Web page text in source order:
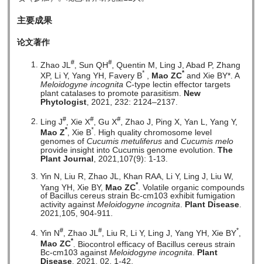
主要成果
论文著作
Zhao JL# , Sun QH#
, Quentin M, Ling J, Abad P, Zhang
XP, Li Y, Yang YH, Favery B* Mao ZC* and Xie BY*. A
Meloidogyne incognitaC-type lectin effector targets
plant catalases to promote parasitism. New
Phytologist , 2021, 232: 2124–2137.
Ling J# , Xie X# , Gu X#
, Zhao J, Ping X, Yan L, Yang Y,
Mao Z* , Xie B*
. High quality chromosome level
genomes ofCucumis metuliferus andCucumis melo
provide insight into Cucumis genome evolution.The
Plant Journal , 2021,107(9): 1-13.
Yin N, Liu R, Zhao JL, Khan RAA, Li Y, Ling J, Liu W,
Yang YH, Xie BY, Mao ZC*
. Volatile organic compounds
of Bacillus cereus strain Bc-cm103 exhibit fumigation
activity againstMeloidogyne incognita. Plant Disease.
2021,105, 904-911.
Yin N# , Zhao JL# , Liu R, Li Y, Ling J, Yang YH, Xie BY*
Mao ZC*
. Biocontrol efficacy of Bacillus cereus strain
Bc-cm103 againstMeloidogyne incognita. Plant
Disease. 2021, 02, 1-42.